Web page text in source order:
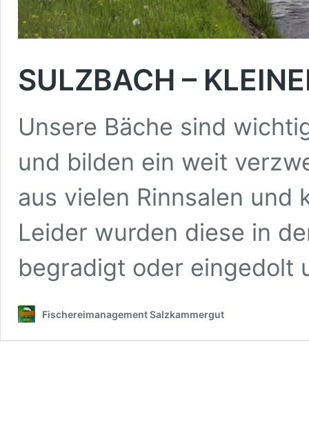
SULZBACH –
Unsere Bäche sind
und bilden ein weit
aus vielen Rinnsalen und
Leider wurden diese in
begradigt oder
Fischereimanagement Salzkammergut